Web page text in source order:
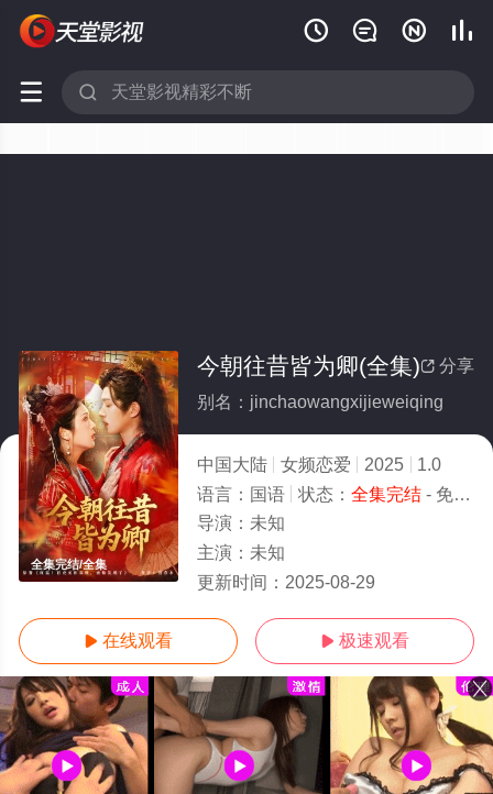
   
 
全集完结/全集
 分享
今朝往昔皆为卿(全集)
别名：jinchaowangxijieweiqing
中国大陆 女频恋爱 2025
1.0
语言： 国语 状态： 全集完结- 免费在线观看
导演： 未知
主演： 未知
更新时间： 2025-08-29
 在线观看  极速观看